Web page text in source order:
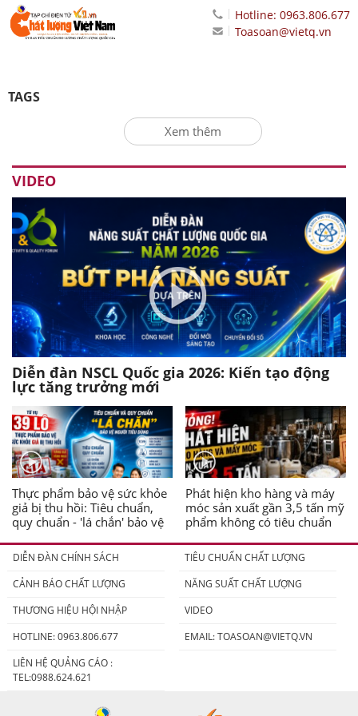
Hotline: 0963.806.677
Toasoan@vietq.vn
TAGS
Xem thêm
VIDEO
Diễn đàn NSCL Quốc gia 2026: Kiến tạo động
lực tăng trưởng mới
Thực phẩm bảo vệ sức khỏe
giả bị thu hồi: Tiêu chuẩn,
quy chuẩn - 'lá chắn' bảo vệ
Phát hiện kho hàng và máy
móc sản xuất gần 3,5 tấn mỹ
phẩm không có tiêu chuẩn
DIỄN ĐÀN CHÍNH SÁCH
TIÊU CHUẨN CHẤT LƯỢNG
CẢNH BÁO CHẤT LƯỢNG
NĂNG SUẤT CHẤT LƯỢNG
THƯƠNG HIỆU HỘI NHẬP
VIDEO
HOTLINE: 0963.806.677
EMAIL:TOASOAN@VIETQ.VN
LIÊN HỆ QUẢNG CÁO :
TEL:0988.624.621